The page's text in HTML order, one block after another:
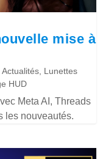
mise à
Actualités Lunettes
HUD
Meta AI, Threads
les nouveautés.